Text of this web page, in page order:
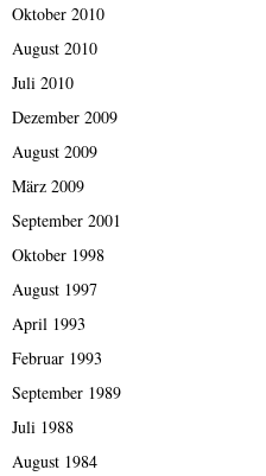
Oktober 2010
August 2010
Juli 2010
Dezember 2009
August 2009
März 2009
September 2001
Oktober 1998
August 1997
April 1993
Februar 1993
September 1989
Juli 1988
August 1984